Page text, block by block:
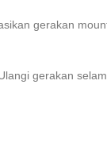
gerakan
gerakan